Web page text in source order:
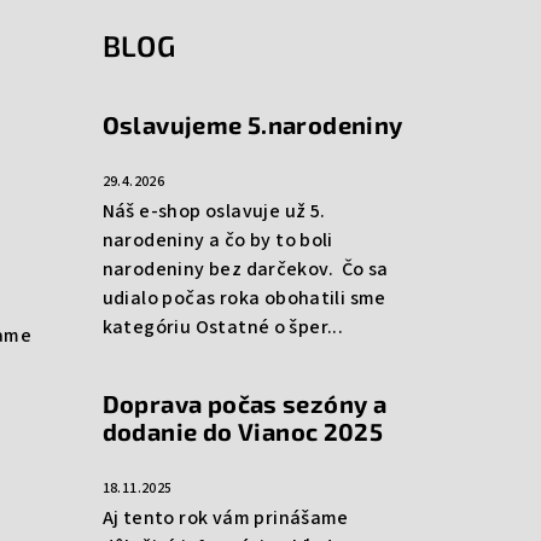
BLOG
Oslavujeme 5.narodeniny
29.4.2026
Náš e-shop oslavuje už 5.
narodeniny a čo by to boli
narodeniny bez darčekov. Čo sa
udialo počas roka obohatili sme
kategóriu Ostatné o šper...
Doprava počas sezóny a
dodanie do Vianoc 2025
18.11.2025
Aj tento rok vám prinášame